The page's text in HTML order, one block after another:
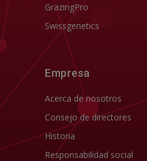
GrazingPro
Swissgenetics
Empresa
Acerca de nosotros
Consejo de directores
Historia
Responsabilidad social